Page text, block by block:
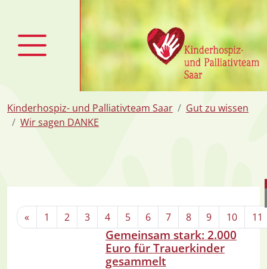
Kinderhospiz- und Palliativteam Saar
Gut zu wissen
Wir sagen DANKE
« 1 2 3 4 5 6 7 8 9 10 11
Gemeinsam stark: 2.000
Euro für Trauerkinder
gesammelt